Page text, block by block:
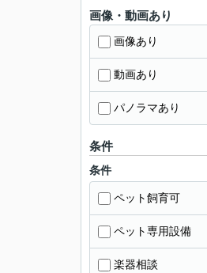
画像・動画あり
画像あり
動画あり
パノラマあり
条件
条件
ペット飼育可
ペット専用設備
楽器相談